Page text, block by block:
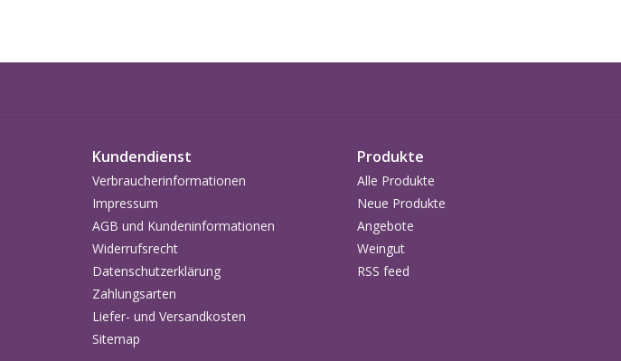
Kundendienst
Verbraucherinformationen
Impressum
AGB und Kundeninformationen
Widerrufsrecht
Datenschutzerklärung
Zahlungsarten
Liefer- und Versandkosten
Sitemap
Produkte
Alle Produkte
Neue Produkte
Angebote
Weingut
RSS feed